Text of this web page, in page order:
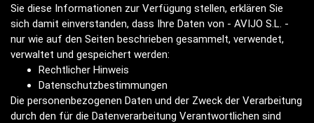
Sie diese Informationen zur Verfügung stellen, erklären Sie
sich damit einverstanden, dass Ihre Daten von - AVIJO S.L. -
nur wie auf den Seiten beschrieben gesammelt, verwendet,
verwaltet und gespeichert werden:
Rechtlicher Hinweis
Datenschutzbestimmungen
Die personenbezogenen Daten und der Zweck der Verarbeitung
durch den für die Datenverarbeitung Verantwortlichen sind